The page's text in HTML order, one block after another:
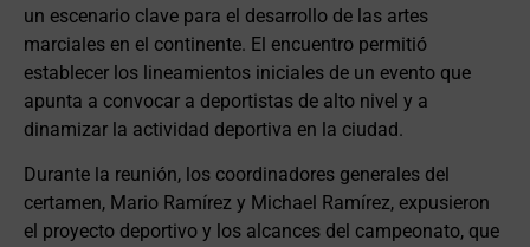
un escenario clave para el desarrollo de las artes
marciales en el continente. El encuentro permitió
establecer los lineamientos iniciales de un evento que
apunta a convocar a deportistas de alto nivel y a
dinamizar la actividad deportiva en la ciudad.
Durante la reunión, los coordinadores generales del
certamen, Mario Ramírez y Michael Ramírez, expusieron
el proyecto deportivo y los alcances del campeonato, que